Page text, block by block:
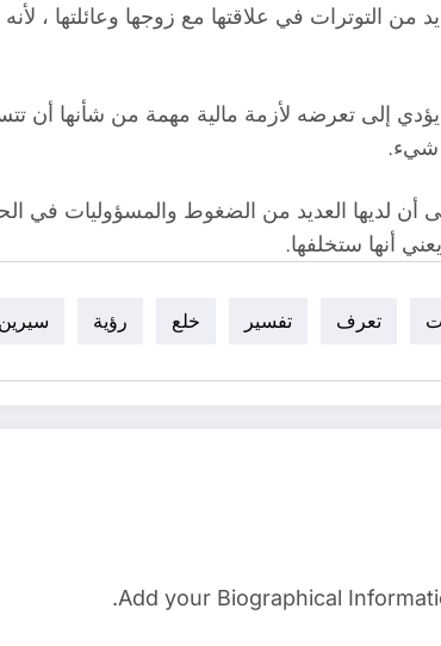
التوترات في علاقتها مع زوجها وعائلتها ،
إلى تعرضه لأزمة مالية مهمة من شأنها
شيء.
لديها العديد من الضغوط والمسؤوليات في
أنها ستخلفها.
تعرف تفسير خلع رؤية سيرين
Add your Biographical